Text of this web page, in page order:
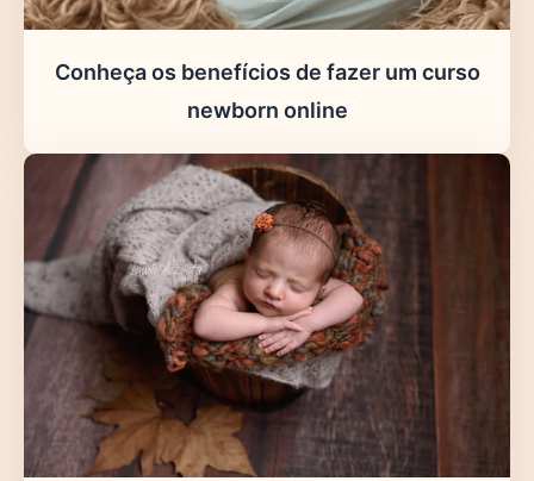
Conheça os benefícios de fazer um curso
newborn online